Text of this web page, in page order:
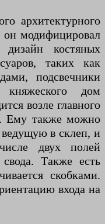
архитектурного
он модифицировал
костяных
таких как
подсвечники
дом
возле главного
Ему также можно
в склеп, и
двух полей
свода. Также есть
скобками.
входа на